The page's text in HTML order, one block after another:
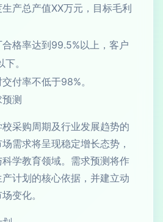
产总产值XX万元，目标毛利
格率达到99.5%以上，客户
。
付率不低于98%。
测
采购周期及行业发展趋势的
需求将呈现稳定增长态势，
学教育领域。需求预测将作
计划的核心依据，并建立动
变化。